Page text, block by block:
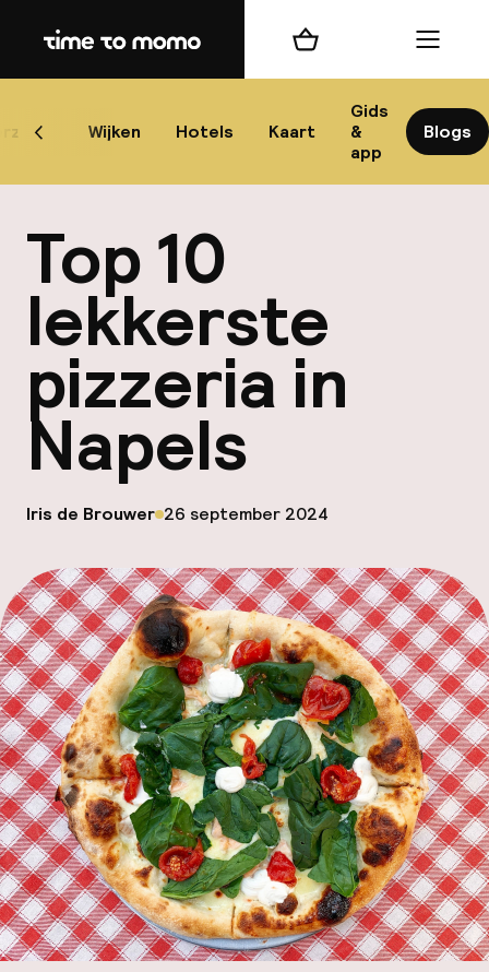
Home
Wijken Hotels Kaart
Gids
&
app
Blogs
Scroll naar links
Winkelmand Menu
Top 10
lekkerste
pizzeria in
Napels
Gepubliceerd door
Iris de Brouwer op
26 september 2024